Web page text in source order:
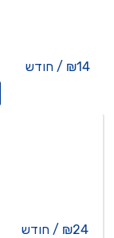
₪14 / חודש
₪24 / חודש